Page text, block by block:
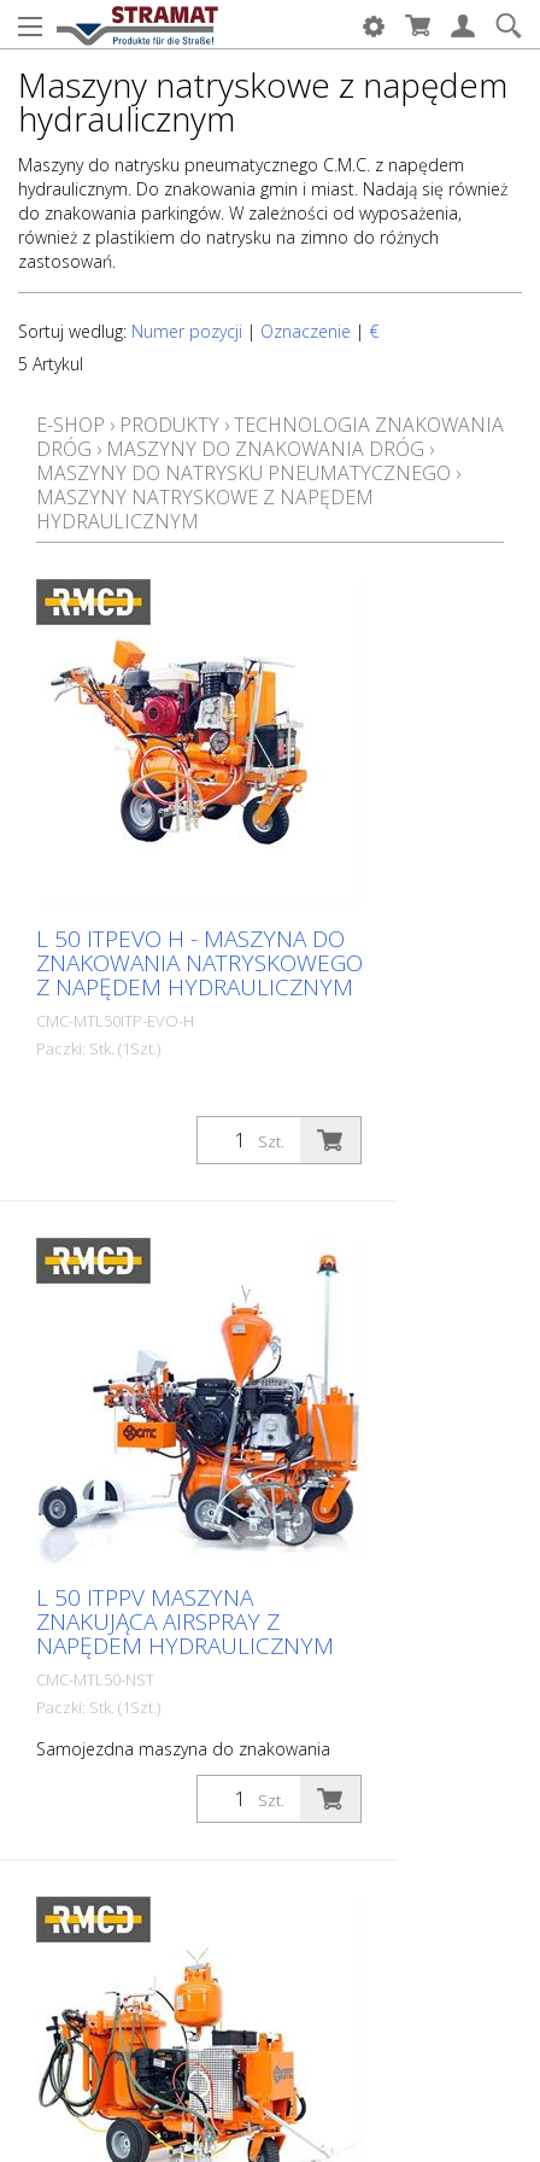
Maszyny natryskowe z napędem
hydraulicznym
Maszyny do natrysku pneumatycznego C.M.C. z napędem
hydraulicznym. Do znakowania gmin i miast. Nadają się również
do znakowania parkingów. W zależności od wyposażenia,
również z plastikiem do natrysku na zimno do różnych
zastosowań.
Sortuj wedlug: Numer pozycji | Oznaczenie | €
5 Artykul
E-SHOP › PRODUKTY ›TECHNOLOGIA ZNAKOWANIA
DRÓG › MASZYNY DO ZNAKOWANIA DRÓG ›
MASZYNY DO NATRYSKU PNEUMATYCZNEGO ›
MASZYNY NATRYSKOWE Z NAPĘDEM
HYDRAULICZNYM
L 50 ITPEVO H - MASZYNA DO
ZNAKOWANIA NATRYSKOWEGO
Z NAPĘDEM HYDRAULICZNYM
CMC-MTL50ITP-EVO-H
Paczki: Stk. (1Szt.)
Szt.
L 50 ITPPV MASZYNA
ZNAKUJĄCA AIRSPRAY Z
NAPĘDEM HYDRAULICZNYM
CMC-MTL50-NST
Paczki: Stk. (1Szt.)
Samojezdna maszyna do znakowania
dróg Airspray z napędem hydraulicznym.
Idealna do znakowania gmin i miast, a
nawet większych parkingów. Silnik
sytuacjach awaryjnych - Alternator do
ładowania akumulatora - Tarcza
odśrodkowa Napęd hydrauliczny: - 2
silniki bezpośrednio sprzężone z tylnymi
kołami - Sterowanie joystickiem: do
przodu, neutralne i hamowanie -
VARIABLE-FLOW PUMP: gwarantuje
większe bezpieczeństwo kierowcy i lepszą
wydajność. Umożliwia znakowanie nawet
na stromych drogach Parkowanie
Hamulec na przednim kole RMCD -
Szt.